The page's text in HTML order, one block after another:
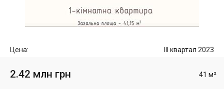
Цена: III квартал 2023
2.42 млн грн 41 м²